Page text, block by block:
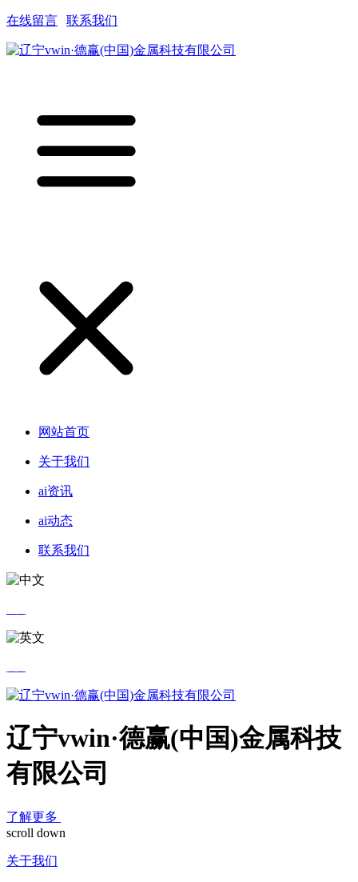
在线留言 联系我们
网站首页
关于我们
ai资讯
ai动态
联系我们
辽宁vwin·德赢(中国)金属科技
有限公司
了解更多
scroll down
关于我们